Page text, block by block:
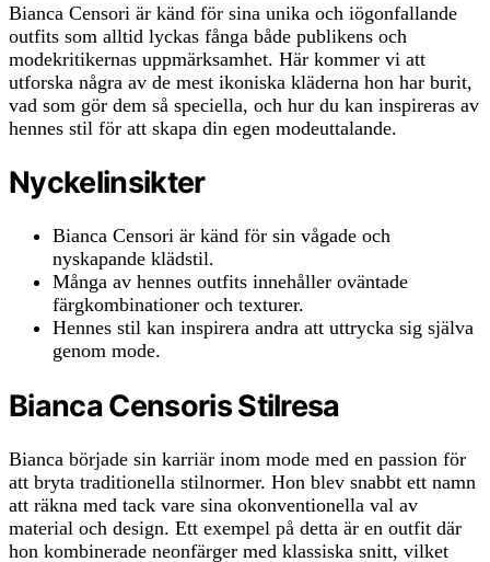
Bianca Censori är känd för sina unika och iögonfallande
outfits som alltid lyckas fånga både publikens och
modekritikernas uppmärksamhet. Här kommer vi att
utforska några av de mest ikoniska kläderna hon har burit,
vad som gör dem så speciella, och hur du kan inspireras av
hennes stil för att skapa din egen modeuttalande.
Nyckelinsikter
Bianca Censori är känd för sin vågade och
nyskapande klädstil.
Många av hennes outfits innehåller oväntade
färgkombinationer och texturer.
Hennes stil kan inspirera andra att uttrycka sig själva
genom mode.
Bianca Censoris Stilresa
Bianca började sin karriär inom mode med en passion för
att bryta traditionella stilnormer. Hon blev snabbt ett namn
att räkna med tack vare sina okonventionella val av
material och design. Ett exempel på detta är en outfit där
hon kombinerade neonfärger med klassiska snitt, vilket